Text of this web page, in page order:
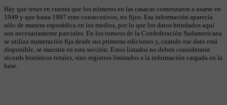
Hay que tener en cuenta que los números en las casacas comenzaron a usarse en
1949 y que hasta 1997 eran consecutivos, no fijos. Esa información aparecía
sólo de manera esporádica en los medios, por lo que los datos brindados aquí
son necesariamente parciales. En los torneos de la Confederación Sudamericana
se utiliza numeración fija desde sus primeras ediciones y, cuando ese dato está
disponible, se muestra en esta sección. Estos listados no deben considerarse
récords históricos totales, sino registros limitados a la información cargada en la
base.